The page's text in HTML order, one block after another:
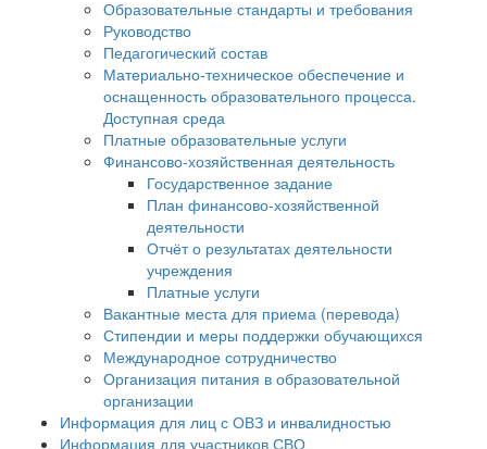
Образовательные стандарты и требования
Руководство
Педагогический состав
Материально-техническое обеспечение и
оснащенность образовательного процесса.
Доступная среда
Платные образовательные услуги
Финансово-хозяйственная деятельность
Государственное задание
План финансово-хозяйственной
деятельности
Отчёт о результатах деятельности
учреждения
Платные услуги
Вакантные места для приема (перевода)
Стипендии и меры поддержки обучающихся
Международное сотрудничество
Организация питания в образовательной
организации
Информация для лиц с ОВЗ и инвалидностью
Информация для участников СВО